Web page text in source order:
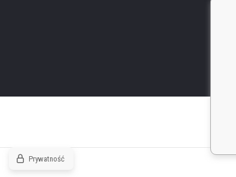
Prywatność